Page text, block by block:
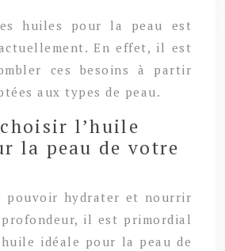
huiles pour la peau est
En effet, il est
ces besoins à partir
aux types de peau.
l’huile
la peau de votre
pouvoir hydrater et nourrir
il est primordial
idéale pour la peau de